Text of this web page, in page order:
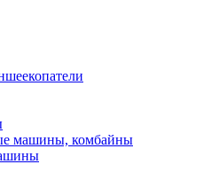
машины, комбайны